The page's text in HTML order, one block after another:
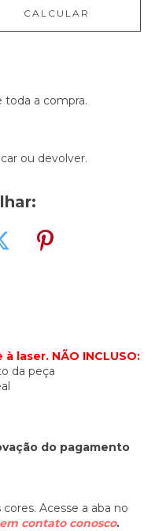
CALCULAR
toda a compra.
ou devolver.
à laser. NÃO INCLUSO:
da peça
do pagamento
Acesse a aba no
contato conosco.